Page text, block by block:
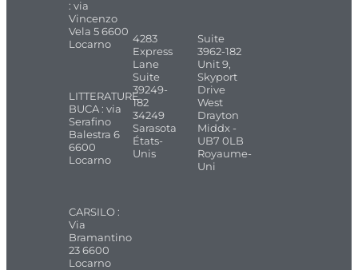
: via
Vincenzo
Vela 5 6600
Locarno
LITTERATURE
BUCA : via
Serafino
Balestra 6
6600
Locarno
CARSILO :
Via
Bramantino
23 6600
Locarno
4283
Express
Lane
Suite
39249-
182
34249
Sarasota
États-
Unis
Suite
3962-182
Unit 9,
Skyport
Drive
West
Drayton
Middx -
UB7 0LB
Royaume-
Uni